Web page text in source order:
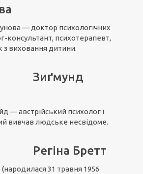
— доктор психологічних
консультант, психотерапевт,
з виховання дитини.
Зиґмунд
— австрійський психолог і
вивчав людське несвідоме.
Регіна Бретт
(народилася 31 травня 1956